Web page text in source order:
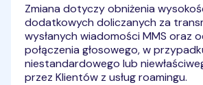
Zmiana dotyczy obniżenia
dodatkowych doliczanych za
wysłanych wiadomości MMS oraz
połączenia głosowego, w
niestandardowego lub
przez Klientów z usług roamingu.